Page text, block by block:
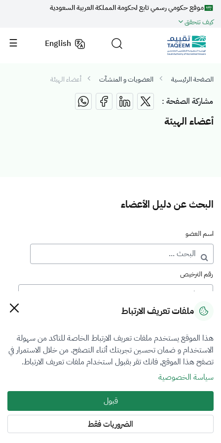
موقع حكومي رسمي تابع لحكومة المملكة العربية السعودية
كيف تتحقق
English
الصفحة الرئيسية العضويات و المنشآت أعضاء الهيئة
مشاركة الصفحة :
أعضاء الهيئة
البحث عن دليل الأعضاء
اسم العضو
رقم الترخيص
رقم العضوية
فرع التقييم
المعادن الثمينة والاحجار الكريمة
نوع العضوية
الكل
المنطقة
ملفات تعريف الارتباط
هذا الموقع يستخدم ملفات تعريف الارتباط الخاصة للتاكد من سهولة
الاستخدام و ضمان تحسين تجربتك أثناء التصفح. من خلال الاستمرار في
تصفح هذا الموقع, فانك تقر بقبول استخدام ملفات تعريف الارتباط.
سياسة الخصوصية
قبول
الضروريات فقط